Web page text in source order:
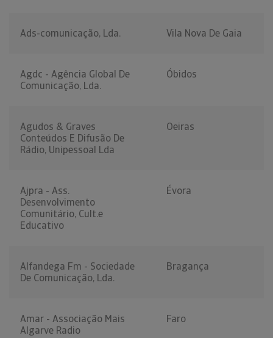
Ads-comunicação, Lda. Vila Nova De Gaia
Agdc - Agência Global De
Comunicação, Lda.
Óbidos
Agudos & Graves
Conteúdos E Difusão De
Rádio, Unipessoal Lda
Oeiras
Ajpra - Ass.
Desenvolvimento
Comunitário, Cult.e
Educativo
Évora
Alfandega Fm - Sociedade
De Comunicação, Lda.
Bragança
Amar - Associação Mais
Algarve Radio
Faro